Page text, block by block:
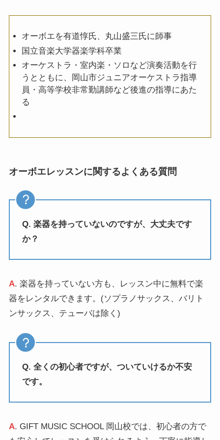
オーボエを有道惇氏、丸山盛三氏に師事
国立音楽大学器楽学科卒業
オーケストラ・室内楽・ソロなど演奏活動を行
うとともに、岡山市ジュニアオーケストラ指導
員・高等学校非常勤講師など後進の指導にあた
る
オーボエレッスンに関するよくある質問
Q. 楽器を持っていないのですが、大丈夫です
か？
A. 楽器を持っていない方も、レッスン中に無料で楽
器をレンタルできます。(ソプラノサックス、バリト
ンサックス、テューバは除く)
Q. 全くの初心者ですが、ついていけるか不安
です。
A. GIFT MUSIC SCHOOL 岡山校では、初心者の方で